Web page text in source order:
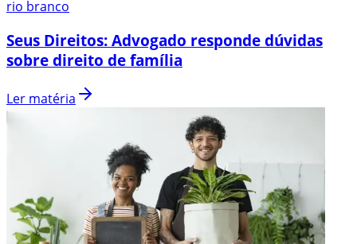
rio branco
Seus Direitos: Advogado responde dúvidas
sobre direito de família
Ler matéria